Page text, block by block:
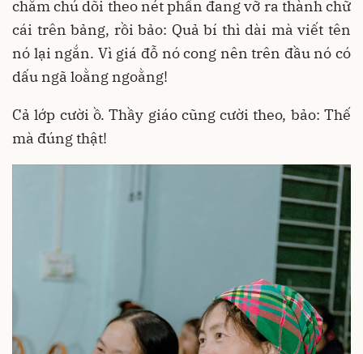
chăm chú dõi theo nét phấn đang vỡ ra thành chữ
cái trên bảng, rồi bảo: Quả bí thì dài mà viết tên
nó lại ngắn. Vì giá đỗ nó cong nên trên đầu nó có
dấu ngã loằng ngoằng!
Cả lớp cười ồ. Thầy giáo cũng cười theo, bảo: Thế
mà đúng thật!